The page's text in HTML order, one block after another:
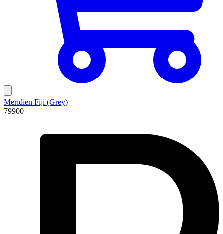
Meridien Fiji (Grey)
79900